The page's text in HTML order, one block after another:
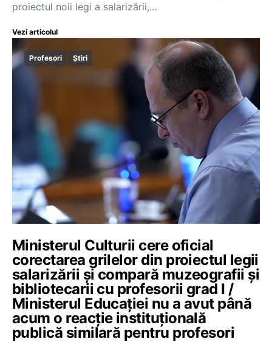
proiectul noii legi a salarizării,…
Vezi articolul
Profesori Știri
Ministerul Culturii cere oficial
corectarea grilelor din proiectul legii
salarizării și compară muzeografii și
bibliotecarii cu profesorii grad I /
Ministerul Educației nu a avut până
acum o reacție instituțională
publică similară pentru profesori